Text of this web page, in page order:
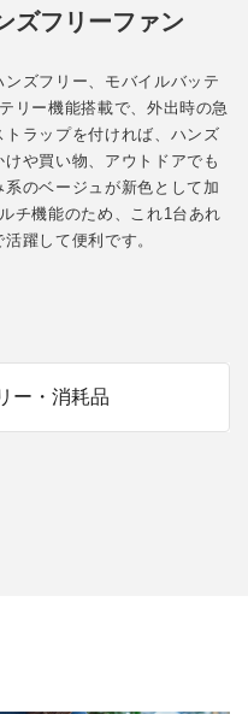
ズフリーファン
ズフリー、モバイルバッテ
リー機能搭載で、外出時の急
ラップを付ければ、ハンズ
や買い物、アウトドアでも
のベージュが新色として加
チ機能のため、これ1台あれ
躍して便利です。
ー・消耗品